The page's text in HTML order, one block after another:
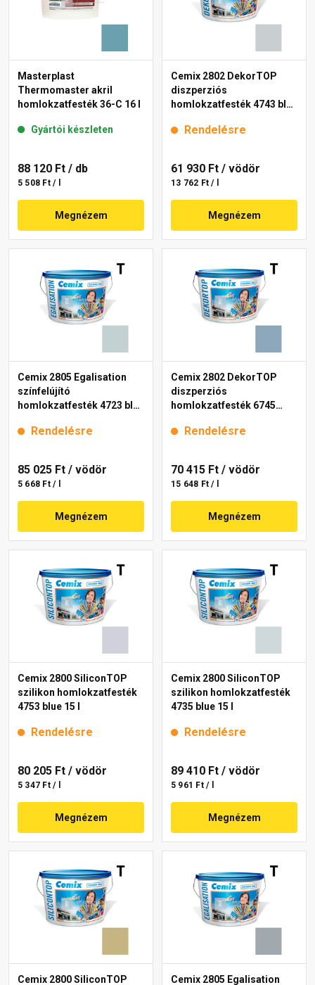
Masterplast
Thermomaster akril
homlokzatfesték 36-C 16 l
Gyártói készleten
88 120 Ft / db
5 508 Ft / l
Megnézem
Cemix 2802 DekorTOP
diszperziós
homlokzatfesték 4743 blue
Rendelésre
61 930 Ft / vödör
13 762 Ft / l
Megnézem
Cemix 2805 Egalisation
színfelújító
homlokzatfesték 4723 blue
Rendelésre
85 025 Ft / vödör
5 668 Ft / l
Megnézem
Cemix 2802 DekorTOP
diszperziós
homlokzatfesték 6745
Rendelésre
70 415 Ft / vödör
15 648 Ft / l
Megnézem
Cemix 2800 SiliconTOP
szilikon homlokzatfesték
4753 blue 15 l
Rendelésre
80 205 Ft / vödör
5 347 Ft / l
Megnézem
Cemix 2800 SiliconTOP
szilikon homlokzatfesték
4735 blue 15 l
Rendelésre
89 410 Ft / vödör
5 961 Ft / l
Megnézem
Cemix 2800 SiliconTOP Cemix 2805 Egalisation